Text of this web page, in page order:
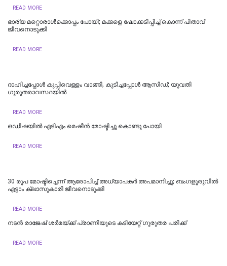
READ MORE
ഭാര്യ മറ്റൊരാൾക്കൊപ്പം പോയി; മക്കളെ ഷോക്കടിപ്പിച്ച് കൊന്ന് പിതാവ്
ജീവനൊടുക്കി
READ MORE
ദാഹിച്ചപ്പോള്‍ കുപ്പിവെള്ളം വാങ്ങി, കുടിച്ചപ്പോള്‍ ആസിഡ്; യുവതി
ഗുരുതരാവസ്ഥയില്‍
READ MORE
ഒഡീഷയിൽ എടിഎം മെഷീൻ മോഷ്ടിച്ചു കൊണ്ടു പോയി
READ MORE
30 രൂപ മോഷ്ടിച്ചെന്ന് ആരോപിച്ച് അധ്യാപകർ അപമാനിച്ചു; ബംഗളൂരുവിൽ
എട്ടാം ക്ലാസുകാരി ജീവനൊടുക്കി
READ MORE
നടൻ രാജേഷ് ശർമയ്ക്ക് പ്രാണിയുടെ കടിയേറ്റ് ഗുരുതര പരിക്ക്
READ MORE